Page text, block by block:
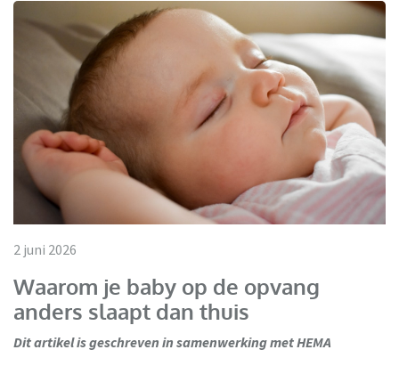
2 juni 2026
Waarom je baby op de opvang
anders slaapt dan thuis
Dit artikel is geschreven in samenwerking met HEMA